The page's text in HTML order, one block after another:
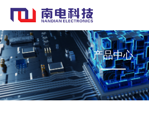
产品中心